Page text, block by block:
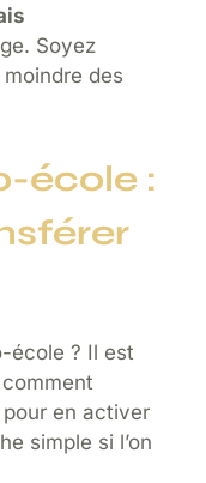
Soyez
des
école :
école ? Il est
en activer
simple si l’on